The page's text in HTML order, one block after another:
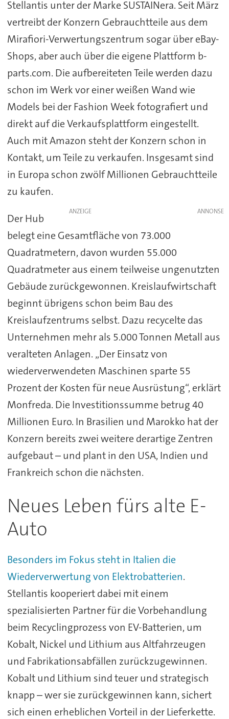
Stellantis unter der Marke SUSTAINera. Seit März
vertreibt der Konzern Gebrauchtteile aus dem
Mirafiori-Verwertungszentrum sogar über eBay-
Shops, aber auch über die eigene Plattform b-
parts.com. Die aufbereiteten Teile werden dazu
schon im Werk vor einer weißen Wand wie
Models bei der Fashion Week fotografiert und
direkt auf die Verkaufsplattform eingestellt.
Auch mit Amazon steht der Konzern schon in
Kontakt, um Teile zu verkaufen. Insgesamt sind
in Europa schon zwölf Millionen Gebrauchtteile
zu kaufen.
ANZEIGE
Der Hub
belegt eine Gesamtfläche von 73.000
Quadratmetern, davon wurden 55.000
Quadratmeter aus einem teilweise ungenutzten
Gebäude zurückgewonnen. Kreislaufwirtschaft
beginnt übrigens schon beim Bau des
Kreislaufzentrums selbst. Dazu recycelte das
Unternehmen mehr als 5.000 Tonnen Metall aus
veralteten Anlagen. „Der Einsatz von
wiederverwendeten Maschinen sparte 55
Prozent der Kosten für neue Ausrüstung“, erklärt
Monfreda. Die Investitionssumme betrug 40
Millionen Euro. In Brasilien und Marokko hat der
Konzern bereits zwei weitere derartige Zentren
aufgebaut – und plant in den USA, Indien und
Frankreich schon die nächsten.
Neues Leben fürs alte E-
Auto
Besonders im Fokus steht in Italien die
Wiederverwertung von Elektrobatterien.
Stellantis kooperiert dabei mit einem
spezialisierten Partner für die Vorbehandlung
beim Recyclingprozess von EV-Batterien, um
Kobalt, Nickel und Lithium aus Altfahrzeugen
und Fabrikationsabfällen zurückzugewinnen.
Kobalt und Lithium sind teuer und strategisch
knapp – wer sie zurückgewinnen kann, sichert
sich einen erheblichen Vorteil in der Lieferkette.